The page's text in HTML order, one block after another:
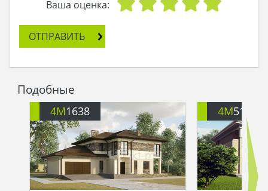
забыть, как с друзьями бегали по лестнице, а
А вот папин гараж. Когда-то у него был Москвич
- гордость того времени. Потом он купил себе
старую машину, - рука не поднялась. Ведь с ней
связано столько воспоминаний. Поэтому, когда
строили дом, ему пришлось сделать двойной
гараж. А мама ворчала по этому поводу, но
только для виду, а сама втихаря улыбалась его
мальчишеству.
Ваша оценка:
ОТПРАВИТЬ
Подобные
4M1638 4M517